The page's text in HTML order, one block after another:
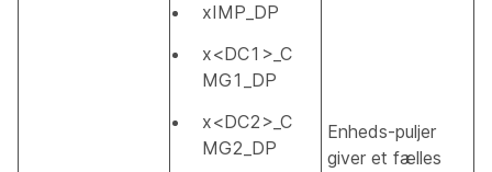
xIMP_DP
x<DC1>_C
MG1_DP
x<DC2>_C
MG2_DP
Enheds-puljer
giver et fælles